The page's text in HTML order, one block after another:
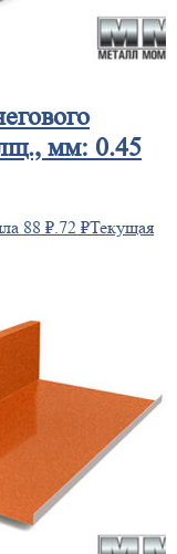
мм: 0.45
88 ₽.72 ₽Текущая